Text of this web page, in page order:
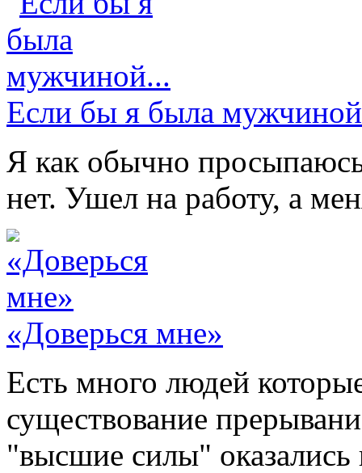
Если бы я была
Я как обычно
нет. Ушел на работу, а
«Доверься мне»
Есть много людей
существование
"высшие силы"